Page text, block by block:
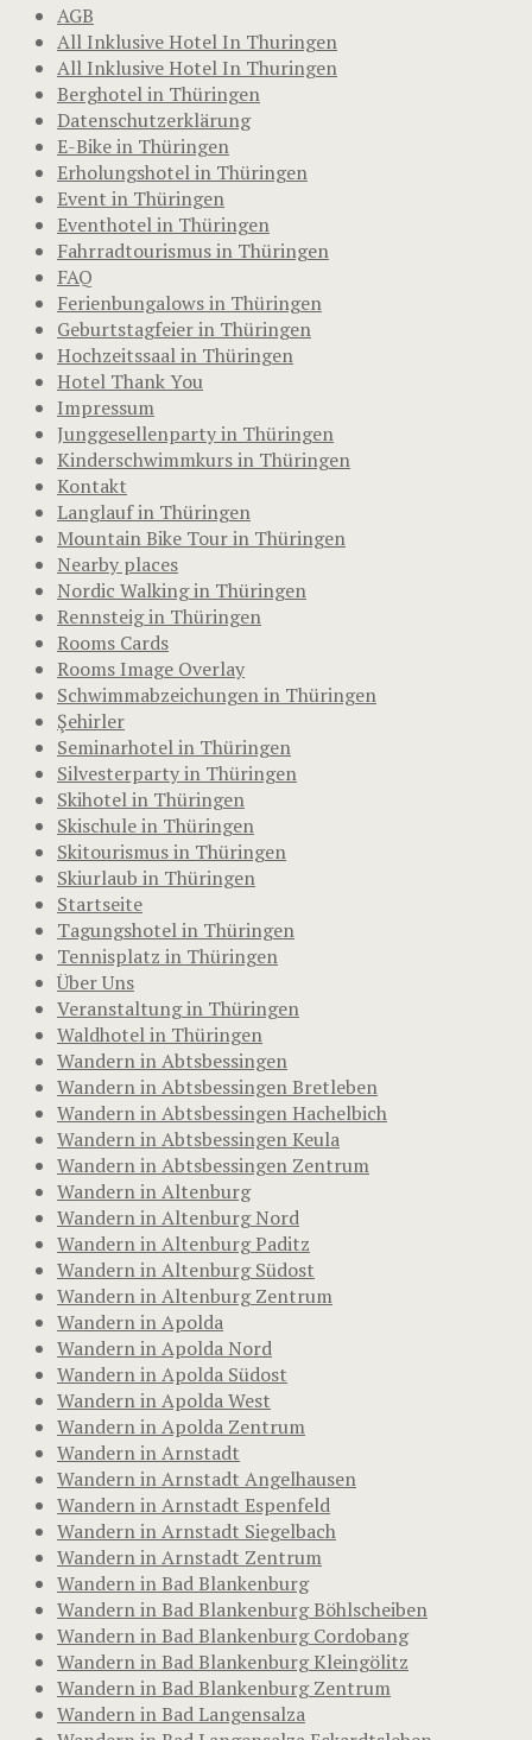
AGB
All Inklusive Hotel In Thuringen
All Inklusive Hotel In Thuringen
Berghotel in Thüringen
Datenschutzerklärung
E-Bike in Thüringen
Erholungshotel in Thüringen
Event in Thüringen
Eventhotel in Thüringen
Fahrradtourismus in Thüringen
FAQ
Ferienbungalows in Thüringen
Geburtstagfeier in Thüringen
Hochzeitssaal in Thüringen
Hotel Thank You
Impressum
Junggesellenparty in Thüringen
Kinderschwimmkurs in Thüringen
Kontakt
Langlauf in Thüringen
Mountain Bike Tour in Thüringen
Nearby places
Nordic Walking in Thüringen
Rennsteig in Thüringen
Rooms Cards
Rooms Image Overlay
Schwimmabzeichungen in Thüringen
Şehirler
Seminarhotel in Thüringen
Silvesterparty in Thüringen
Skihotel in Thüringen
Skischule in Thüringen
Skitourismus in Thüringen
Skiurlaub in Thüringen
Startseite
Tagungshotel in Thüringen
Tennisplatz in Thüringen
Über Uns
Veranstaltung in Thüringen
Waldhotel in Thüringen
Wandern in Abtsbessingen
Wandern in Abtsbessingen Bretleben
Wandern in Abtsbessingen Hachelbich
Wandern in Abtsbessingen Keula
Wandern in Abtsbessingen Zentrum
Wandern in Altenburg
Wandern in Altenburg Nord
Wandern in Altenburg Paditz
Wandern in Altenburg Südost
Wandern in Altenburg Zentrum
Wandern in Apolda
Wandern in Apolda Nord
Wandern in Apolda Südost
Wandern in Apolda West
Wandern in Apolda Zentrum
Wandern in Arnstadt
Wandern in Arnstadt Angelhausen
Wandern in Arnstadt Espenfeld
Wandern in Arnstadt Siegelbach
Wandern in Arnstadt Zentrum
Wandern in Bad Blankenburg
Wandern in Bad Blankenburg Böhlscheiben
Wandern in Bad Blankenburg Cordobang
Wandern in Bad Blankenburg Kleingölitz
Wandern in Bad Blankenburg Zentrum
Wandern in Bad Langensalza